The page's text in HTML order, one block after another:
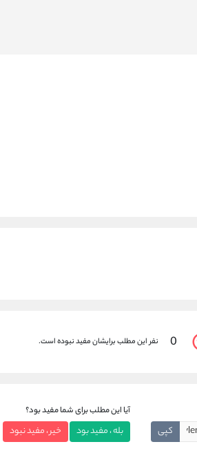
0 نفر این مطلب برایشان مفید نبوده است.
کپی
آیا این مطلب برای شما مفید بود؟
بله ، مفید بود خیر ، مفید نبود